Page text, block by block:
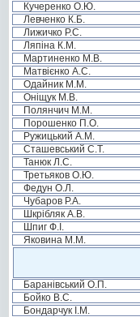
Кучеренко О.Ю.
Левченко К.Б.
Лижичко Р.С.
Ляпіна К.М.
Мартиненко М.В.
Матвієнко А.С.
Одайник М.М.
Оніщук М.В.
Полянчич М.М.
Порошенко П.О.
Ружицький А.М.
Сташевський С.Т.
Танюк Л.С.
Третьяков О.Ю.
Федун О.Л.
Чубаров Р.А.
Шкрібляк А.В.
Шпиг Ф.І.
Яковина М.М.
Баранівський О.П.
Бойко В.С.
Бондарчук І.М.